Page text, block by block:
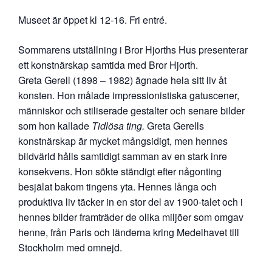
Museet är öppet kl 12-16. Fri entré.
Sommarens utställning i Bror Hjorths Hus presenterar
ett konstnärskap samtida med Bror Hjorth.
Greta Gerell (1898 – 1982) ägnade hela sitt liv åt
konsten. Hon målade impressionistiska gatuscener,
människor och stiliserade gestalter och senare bilder
som hon kallade Tidlösa ting. Greta Gerells
konstnärskap är mycket mångsidigt, men hennes
bildvärld hålls samtidigt samman av en stark inre
konsekvens. Hon sökte ständigt efter någonting
besjälat bakom tingens yta. Hennes långa och
produktiva liv täcker in en stor del av 1900-talet och i
hennes bilder framträder de olika miljöer som omgav
henne, från Paris och länderna kring Medelhavet till
Stockholm med omnejd.